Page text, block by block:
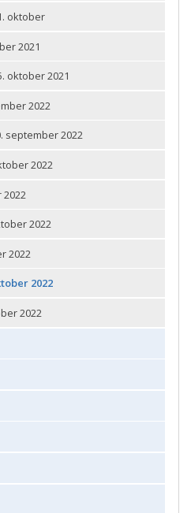
oktober
2021
oktober 2021
2022
september 2022
2022
2022
2022
2022
2022
2022